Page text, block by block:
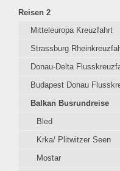
Reisen 2
Mitteleuropa Kreuzfahrt
Strassburg
Donau-Delta
Budapest Donau
Balkan Busrundreise
Bled
Krka/ Plitwitzer Seen
Mostar